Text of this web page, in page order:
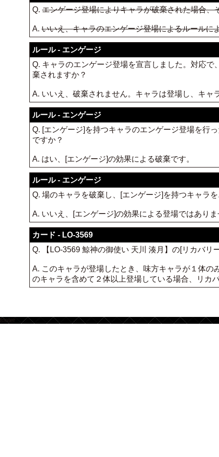
Q. エンゲージ登場によりキャラが破棄された場合、
A. いいえ、キャラのエンゲージ登場によるルールに
ルール - エンゲージ
Q. キャラのエンゲージ登場を宣言しました。対応
棄されますか？
A. いいえ、破棄されません。キャラは登場し、キ
ルール - エンゲージ
Q. [エンゲージ]を持つキャラのエンゲージ登場を行
ですか？
A. はい、[エンゲージ]の効果による破棄です。
ルール - エンゲージ
Q. 場のキャラを破棄し、[エンゲージ]を持つキャラ
A. いいえ、[エンゲージ]の効果による登場ではあり
カード - LO-3569
Q. 【LO-3569 鯨神の御使い 天川 湊月】の[リカバリ
A. このキャラが登場したとき、味方キャラが１体
のキャラを含めて２体以上登場している場合、リカ
footer